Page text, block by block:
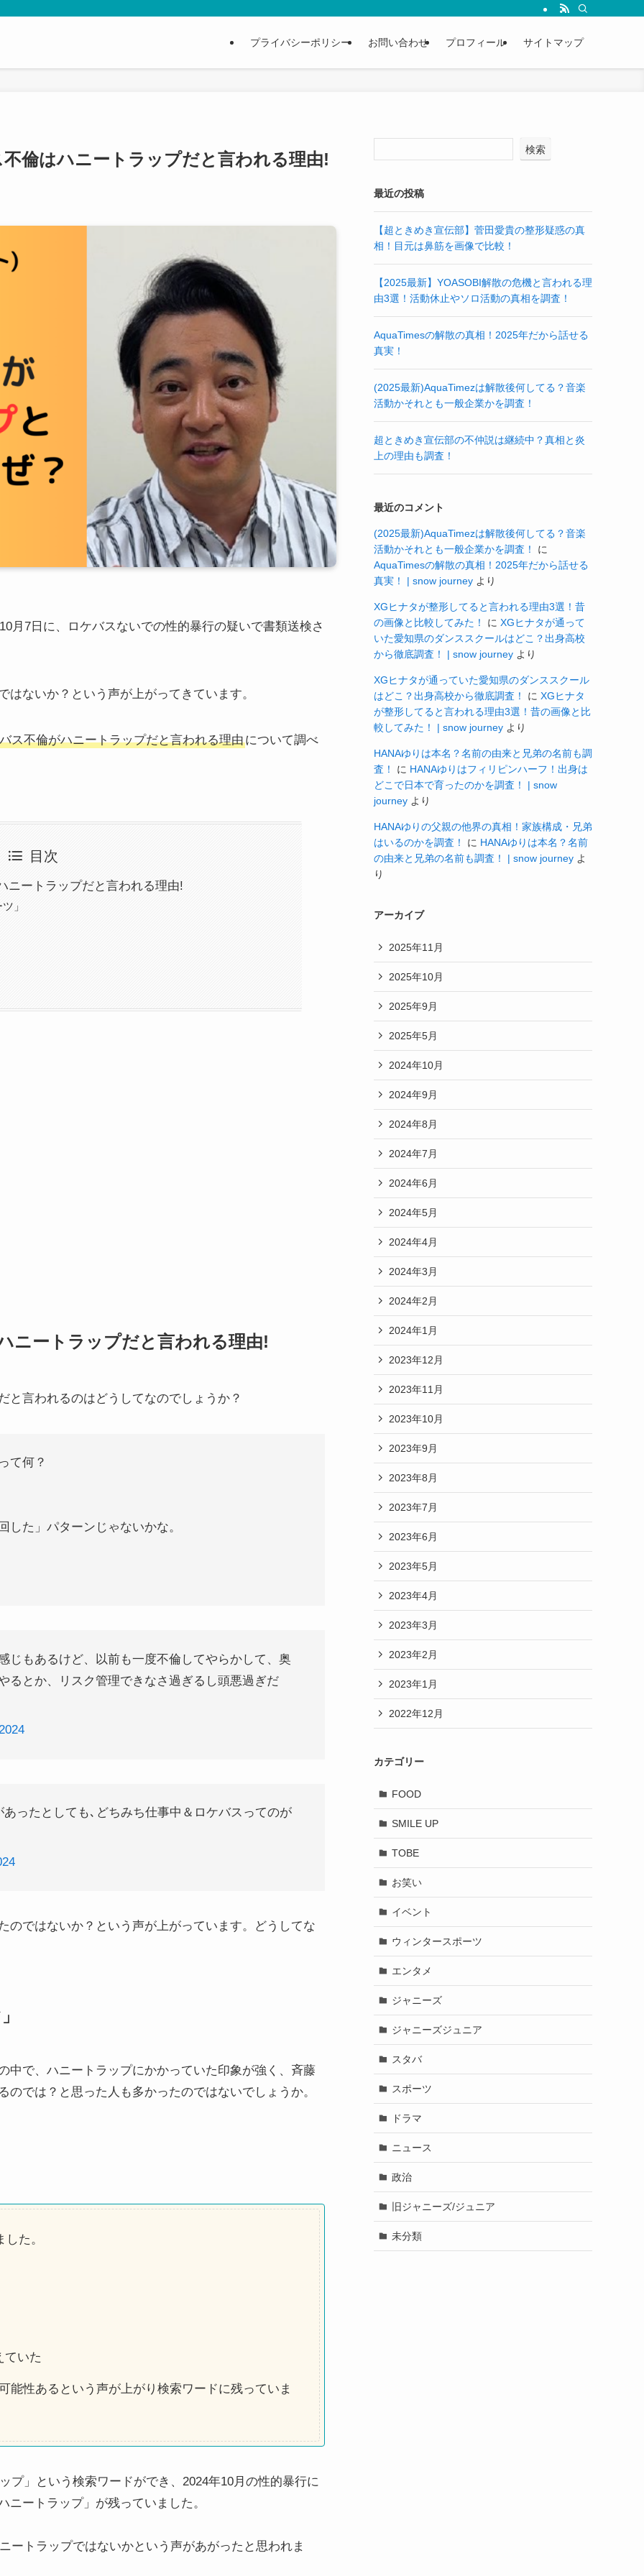
プライバシーポリシー お問い合わせ プロフィール サイトマップ
倫はハニートラップだと言われる理由!
月7日に、ロケバスないでの性的暴行の疑いで書類送検さ
ないか？という声が上がってきています。
ス不倫がハニートラップだと言われる理由について調べ
目次
ニートラップだと言われる理由!
」
ニートラップだと言われる理由!
と言われるのはどうしてなのでしょうか？
て何？
た」パターンじゃないかな。
じもあるけど、以前も一度不倫してやらかして、奥
るとか、リスク管理できなさ過ぎるし頭悪過ぎだ
ったとしても､どちみち仕事中＆ロケバスってのが
のではないか？という声が上がっています。どうしてな
中で、ハニートラップにかかっていた印象が強く、斉藤
では？と思った人も多かったのではないでしょうか。
た。
ていた
能性あるという声が上がり検索ワードに残っていま
」という検索ワードができ、2024年10月の性的暴行に
ートラップ」が残っていました。
ートラップではないかという声があがったと思われま
検索
最近の投稿
【超ときめき宣伝部】菅田愛貴の整形疑惑の真
相！目元は鼻筋を画像で比較！
【2025最新】YOASOBI解散の危機と言われる理
由3選！活動休止やソロ活動の真相を調査！
AquaTimesの解散の真相！2025年だから話せる
真実！
(2025最新)AquaTimezは解散後何してる？音楽
活動かそれとも一般企業かを調査！
超ときめき宣伝部の不仲説は継続中？真相と炎
上の理由も調査！
最近のコメント
(2025最新)AquaTimezは解散後何してる？音楽
活動かそれとも一般企業かを調査！
に
AquaTimesの解散の真相！2025年だから話せる
真実！ | snow journey より
XGヒナタが整形してると言われる理由3選！昔
の画像と比較してみた！
に XGヒナタが通って
いた愛知県のダンススクールはどこ？出身高校
から徹底調査！ | snow journey より
XGヒナタが通っていた愛知県のダンススクール
はどこ？出身高校から徹底調査！
に XGヒナタ
が整形してると言われる理由3選！昔の画像と比
較してみた！ | snow journey より
HANAゆりは本名？名前の由来と兄弟の名前も調
査！
に HANAゆりはフィリピンハーフ！出身は
どこで日本で育ったのかを調査！ | snow
journey より
HANAゆりの父親の他界の真相！家族構成・兄弟
はいるのかを調査！
に HANAゆりは本名？名前
の由来と兄弟の名前も調査！ | snow journey よ
り
アーカイブ
2025年11月
2025年10月
2025年9月
2025年5月
2024年10月
2024年9月
2024年8月
2024年7月
2024年6月
2024年5月
2024年4月
2024年3月
2024年2月
2024年1月
2023年12月
2023年11月
2023年10月
2023年9月
2023年8月
2023年7月
2023年6月
2023年5月
2023年4月
2023年3月
2023年2月
2023年1月
2022年12月
カテゴリー
FOOD
SMILE UP
TOBE
お笑い
イベント
ウィンタースポーツ
エンタメ
ジャニーズ
ジャニーズジュニア
スタバ
スポーツ
ドラマ
ニュース
政治
旧ジャニーズ/ジュニア
未分類